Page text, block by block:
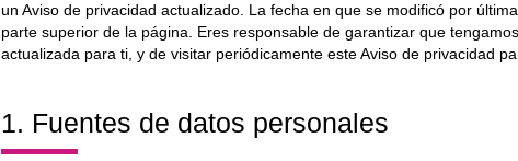
un Aviso de privacidad actualizado. La fecha en que se modificó por
parte superior de la página. Eres responsable de garantizar que
actualizada para ti, y de visitar periódicamente este Aviso de privacidad
1. Fuentes de datos personales